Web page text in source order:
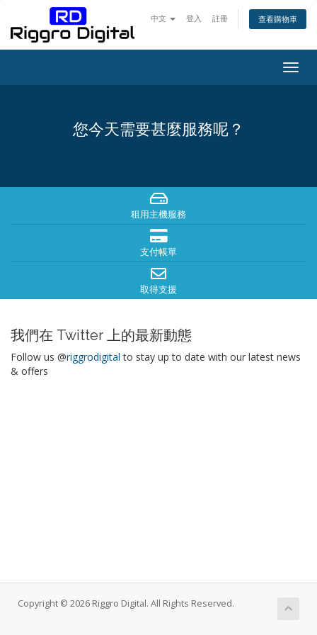
中文 登入 註冊 查看購物車
您今天需要甚麼服務呢？
租用主機服務
支付帳單
取得支援
我們在 Twitter 上的最新動態
Follow us @riggrodigital to stay up to date with our latest news
& offers
Copyright © 2026 Riggro Digital. All Rights Reserved.